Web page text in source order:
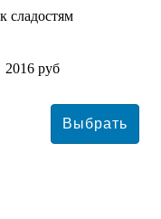
сладостям
2016 руб